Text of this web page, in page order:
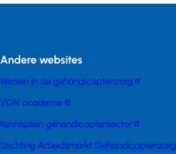
Andere websites
Werken in de gehandicaptenzorg
VGN academie
Kennisplein gehandicaptensector
Stichting Arbeidsmarkt Gehandicaptenzorg